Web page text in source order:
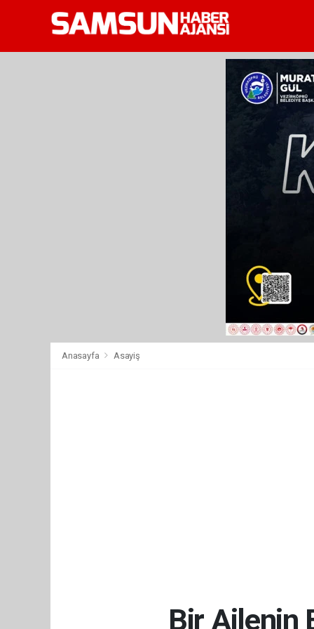
Anasayfa Asayiş
Bir Ailenin